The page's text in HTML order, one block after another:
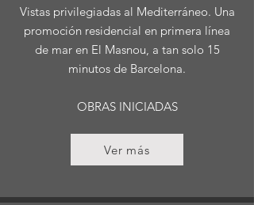
Vistas privilegiadas al Mediterráneo. Una
promoción residencial en primera línea
de mar en El Masnou, a tan solo 15
minutos de Barcelona.
OBRAS INICIADAS
Ver más